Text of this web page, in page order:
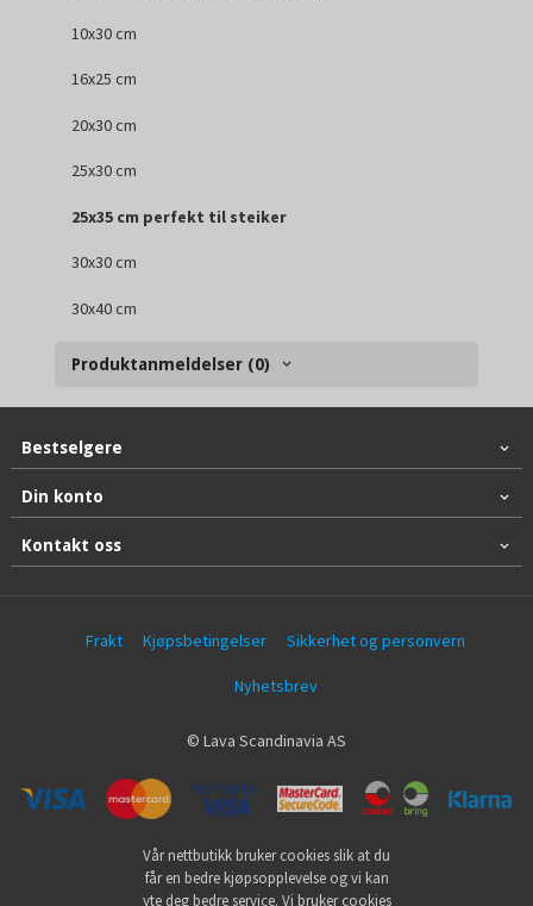
10x30 cm
16x25 cm
20x30 cm
25x30 cm
25x35 cm perfekt til steiker
30x30 cm
30x40 cm
Produktanmeldelser (0)
Bestselgere
Din konto
Kontakt oss
Frakt Kjøpsbetingelser Sikkerhet og personvern
Nyhetsbrev
© Lava Scandinavia AS
Vår nettbutikk bruker cookies slik at du
får en bedre kjøpsopplevelse og vi kan
yte deg bedre service. Vi bruker cookies